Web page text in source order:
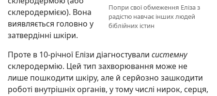
Попри свої обмеження Еліза з
радістю навчає інших людей
біблійних істин
склеродермією). Вона
виявляється головно у
затвердінні шкіри.
Проте в 10-річної Елізи діагностували системну
склеродермію. Цей тип захворювання може не
лише пошкодити шкіру, але й серйозно зашкодити
роботі внутрішніх органів, у тому числі нирок, серця,